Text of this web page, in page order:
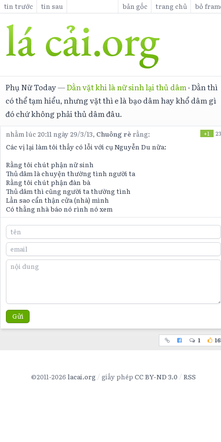
tin trước tin sau bản gốc trang chủ bỏ
Phụ Nữ Today—Dằn vặt khi là nữ sinh lại thủ dâm ·Dằn thì
có thể tạm hiểu, nhưng vặt thì e là bạo dâm hay khổ dâm gì
đó chứ không phải thủ dâm đâu.
nhằm lúc 20:11 ngày 29/3/13, Chuông rè rằng: +1 23
Các vị lại làm tôi thấy có lỗi với cụ Nguyễn Du nữa:
Rằng tôi chút phận nữ sinh
Thủ dâm là chuyện thường tình người ta
Rằng tôi chút phận đàn bà
Thủ dâm thì cũng người ta thường tình
Lần sao cẩn thận cửa (nhà) mình
Có thằng nhà báo nó rình nó xem
Gửi
1
©2011-2026 lacai.org giấy phép CC BY-ND 3.0 RSS